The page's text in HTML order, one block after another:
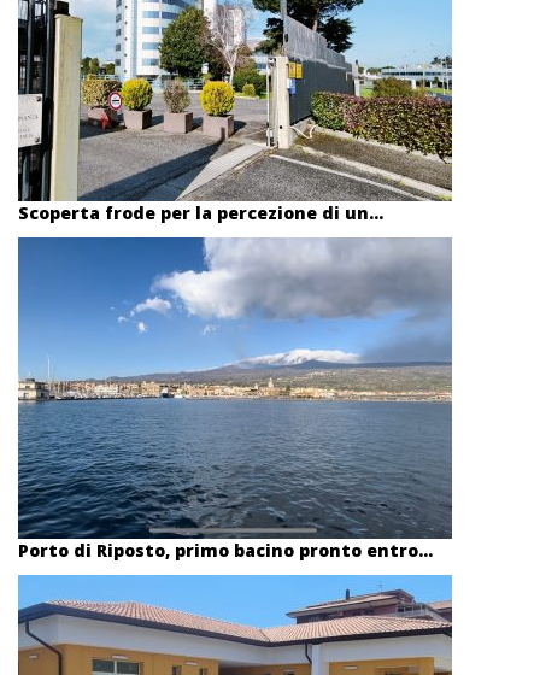
Scoperta frode per la percezione di un...
Porto di Riposto, primo bacino pronto entro...